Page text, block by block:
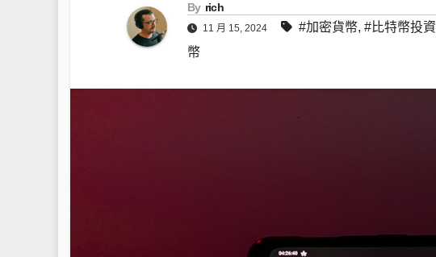
By rich
11 月 15, 2024 #加密貨幣, #比特幣投資
幣